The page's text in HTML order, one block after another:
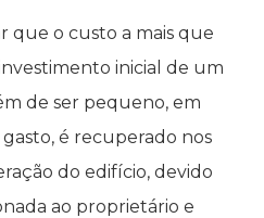
que o custo a mais que
inicial de um
de ser pequeno, em
é recuperado nos
do edifício, devido
ao proprietário e